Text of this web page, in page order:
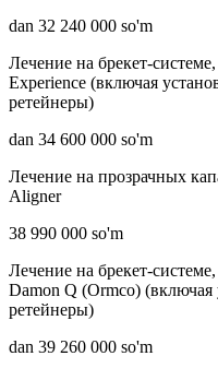
dan 32 240 000 so'm
Лечение на брекет-
Experience (включая
ретейнеры)
dan 34 600 000 so'm
Лечение на прозрачных
Aligner
38 990 000 so'm
Лечение на брекет-
Damon Q (Ormco) (включая
ретейнеры)
dan 39 260 000 so'm